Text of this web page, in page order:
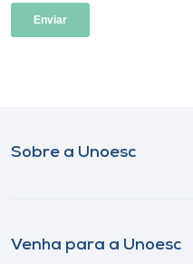
Sobre a Unoesc
Venha para a Unoesc